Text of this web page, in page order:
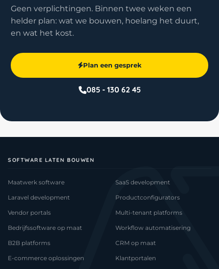
Geen verplichtingen. Binnen twee weken een
helder plan: wat we bouwen, hoelang het duurt,
en wat het kost.
Plan een gesprek
085 - 130 62 45
SOFTWARE LATEN BOUWEN
Maatwerk software
Laravel development
Vendor portals
Bedrijfssoftware op maat
B2B platforms
E-commerce oplossingen
SaaS development
Productconfigurators
Multi-tenant platforms
Workflow automatisering
CRM op maat
Klantportalen